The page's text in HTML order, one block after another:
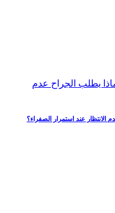
الانتظار عند استمرار الصفراء؟